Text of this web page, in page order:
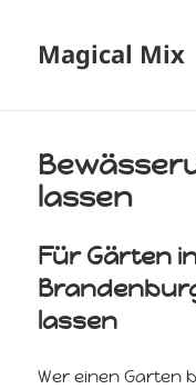
Magical Mix
lassen
Für Gärten
lassen
Wer einen Garten